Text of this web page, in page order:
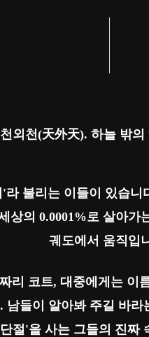
외천(天外天). 하늘 밖
불리는 이들이 있습니
상의 0.0001%로 살아
궤도에서 움직입
리 코트, 대중에게는 이
남들이 알아봐 주길 바
절'을 사는 그들의 진짜